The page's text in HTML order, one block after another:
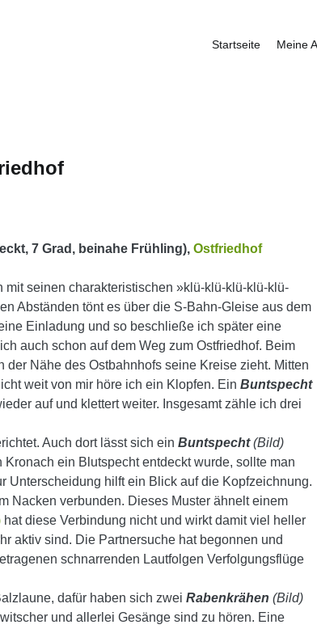
Startseite Meine
7 Grad, beinahe Frühling), Ostfriedhof
seinen charakteristischen »klü-klü-klü-klü-klü-
Abständen tönt es über die S-Bahn-Gleise aus dem
Einladung und so beschließe ich später eine
auch schon auf dem Weg zum Ostfriedhof. Beim
der Nähe des Ostbahnhofs seine Kreise zieht. Mitten
weit von mir höre ich ein Klopfen. Ein Buntspecht
auf und klettert weiter. Insgesamt zähle ich drei
Auch dort lässt sich ein Buntspecht(Bild)
ein Blutspecht entdeckt wurde, sollte man
Unterscheidung hilft ein Blick auf die Kopfzeichnung.
Nacken verbunden. Dieses Muster ähnelt einem
hat diese Verbindung nicht und wirkt damit viel heller
aktiv sind. Die Partnersuche hat begonnen und
schnarrenden Lautfolgen Verfolgungsflüge
dafür haben sich zwei Rabenkrähen (Bild)
und allerlei Gesänge sind zu hören. Eine